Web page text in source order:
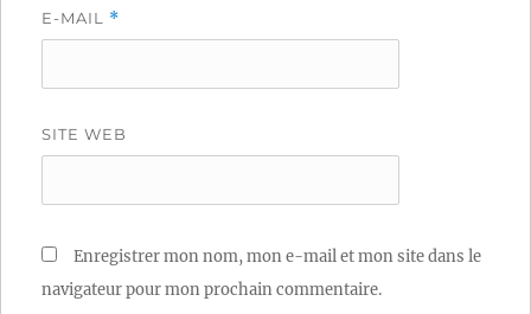
E-MAIL *
SITE WEB
Enregistrer mon nom, mon e-mail et mon site dans le
navigateur pour mon prochain commentaire.